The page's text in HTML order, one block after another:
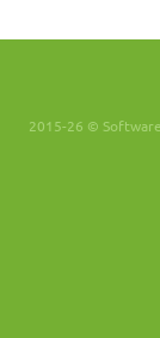
2015-26 ©